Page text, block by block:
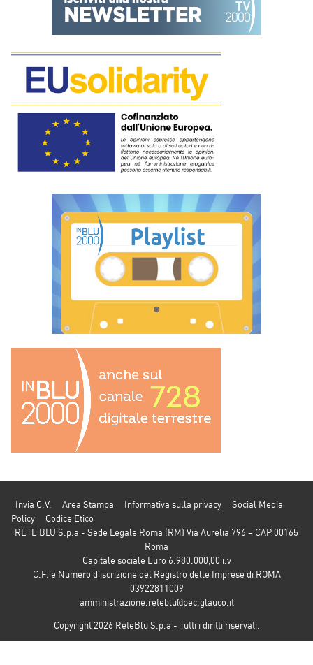
Invia C.V. Area Stampa Informativa sulla privacy
Social Media
Policy
Codice Etico
RETE BLU S.p.a - Sede Legale Roma (RM) Via Aurelia 796 – CAP 00165
Roma
Capitale sociale Euro 6.980.000,00 i.v
C.F. e Numero d’iscrizione del Registro delle Imprese di ROMA
03922811009
amministrazione.reteblu@pec.glauco.it
Copyright 2026 ReteBlu S.p.a - Tutti i diritti riservati.